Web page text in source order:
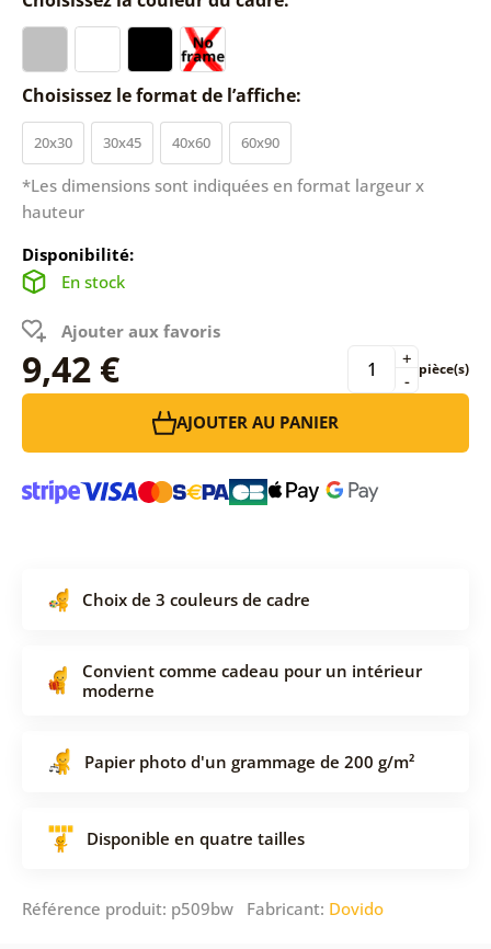
Choisissez le format de l’affiche:
20x30 30x45 40x60 60x90
*Les dimensions sont indiquées en format largeur x
hauteur
Disponibilité:
En stock
Ajouter aux favoris
9,42 € -
+ pièce(s)
AJOUTER AU PANIER
Choix de 3 couleurs de cadre
Convient comme cadeau pour un intérieur
moderne
Papier photo d'un grammage de 200 g/m²
Disponible en quatre tailles
Référence produit: p509bw Fabricant: Dovido